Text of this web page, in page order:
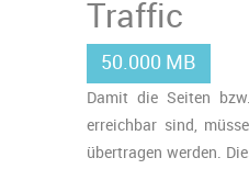
Traffic
50.000 MB
Damit die Seiten
erreichbar sind,
übertragen werden.